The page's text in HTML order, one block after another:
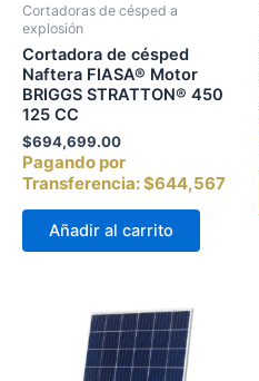
Cortadoras de césped a
explosión
Cortadora de césped
Naftera FIASA® Motor
BRIGGS STRATTON® 450
125 CC
$694,699.00
Pagando por
Transferencia:$644,567
Añadir al carrito